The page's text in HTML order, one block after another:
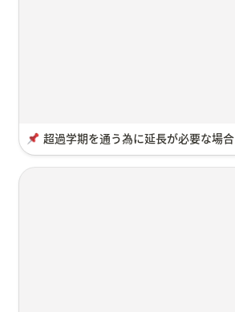
超過学期を通う為に延長が必要な場合